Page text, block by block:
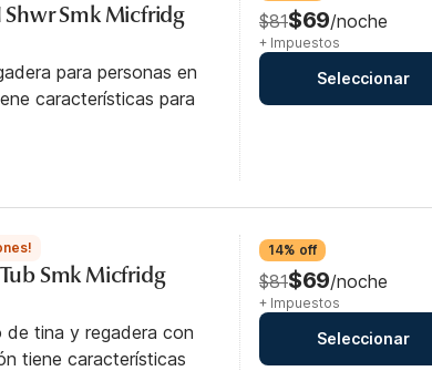
Smk Micfridg
para personas en
características para
$81$69/noche
+ Impuestos
Seleccionar
Smk Micfridg
tina y regadera con
tiene características
14% off
$81$69/noche
+ Impuestos
Seleccionar